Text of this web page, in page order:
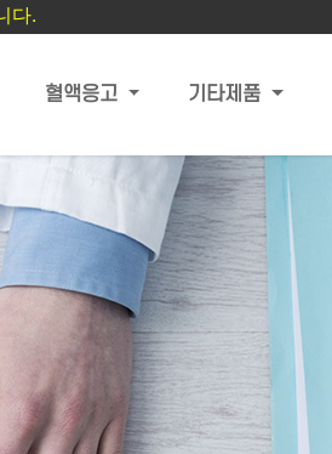
다.
혈액응고 기타제품